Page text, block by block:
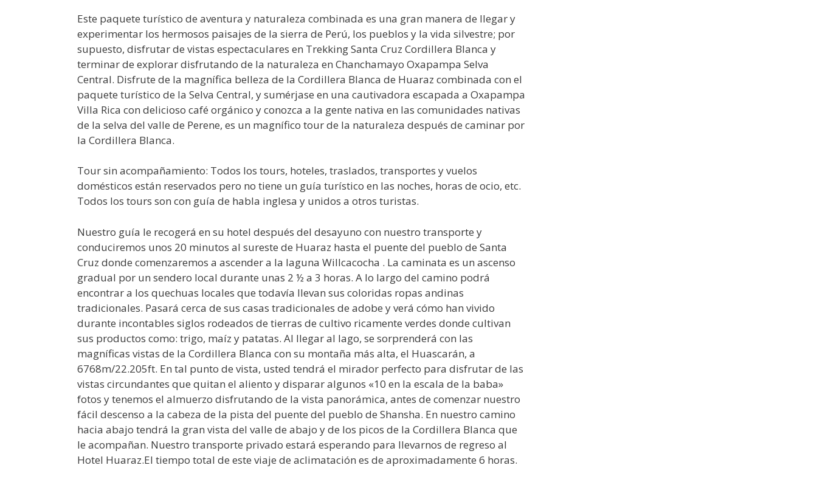
Este paquete turístico de aventura y naturaleza combinada es una gran manera de llegar y
experimentar los hermosos paisajes de la sierra de Perú, los pueblos y la vida silvestre; por
supuesto, disfrutar de vistas espectaculares en Trekking Santa Cruz Cordillera Blanca y
terminar de explorar disfrutando de la naturaleza en Chanchamayo Oxapampa Selva
Central. Disfrute de la magnífica belleza de la Cordillera Blanca de Huaraz combinada con el
paquete turístico de la Selva Central, y sumérjase en una cautivadora escapada a Oxapampa
Villa Rica con delicioso café orgánico y conozca a la gente nativa en las comunidades nativas
de la selva del valle de Perene, es un magnífico tour de la naturaleza después de caminar por
la Cordillera Blanca.
Tour sin acompañamiento: Todos los tours, hoteles, traslados, transportes y vuelos
domésticos están reservados pero no tiene un guía turístico en las noches, horas de ocio, etc.
Todos los tours son con guía de habla inglesa y unidos a otros turistas.
Nuestro guía le recogerá en su hotel después del desayuno con nuestro transporte y
conduciremos unos 20 minutos al sureste de Huaraz hasta el puente del pueblo de Santa
Cruz donde comenzaremos a ascender a la laguna Willcacocha . La caminata es un ascenso
gradual por un sendero local durante unas 2 ½ a 3 horas. A lo largo del camino podrá
encontrar a los quechuas locales que todavía llevan sus coloridas ropas andinas
tradicionales. Pasará cerca de sus casas tradicionales de adobe y verá cómo han vivido
durante incontables siglos rodeados de tierras de cultivo ricamente verdes donde cultivan
sus productos como: trigo, maíz y patatas. Al llegar al lago, se sorprenderá con las
magníficas vistas de la Cordillera Blanca con su montaña más alta, el Huascarán, a
6768m/22.205ft. En tal punto de vista, usted tendrá el mirador perfecto para disfrutar de las
vistas circundantes que quitan el aliento y disparar algunos «10 en la escala de la baba»
fotos y tenemos el almuerzo disfrutando de la vista panorámica, antes de comenzar nuestro
fácil descenso a la cabeza de la pista del puente del pueblo de Shansha. En nuestro camino
hacia abajo tendrá la gran vista del valle de abajo y de los picos de la Cordillera Blanca que
le acompañan. Nuestro transporte privado estará esperando para llevarnos de regreso al
Hotel Huaraz.El tiempo total de este viaje de aclimatación es de aproximadamente 6 horas.